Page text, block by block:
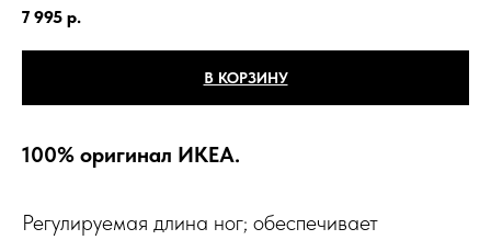
7 995 р.
В КОРЗИНУ
100% оригинал ИКЕА.
Регулируемая длина ног; обеспечивает